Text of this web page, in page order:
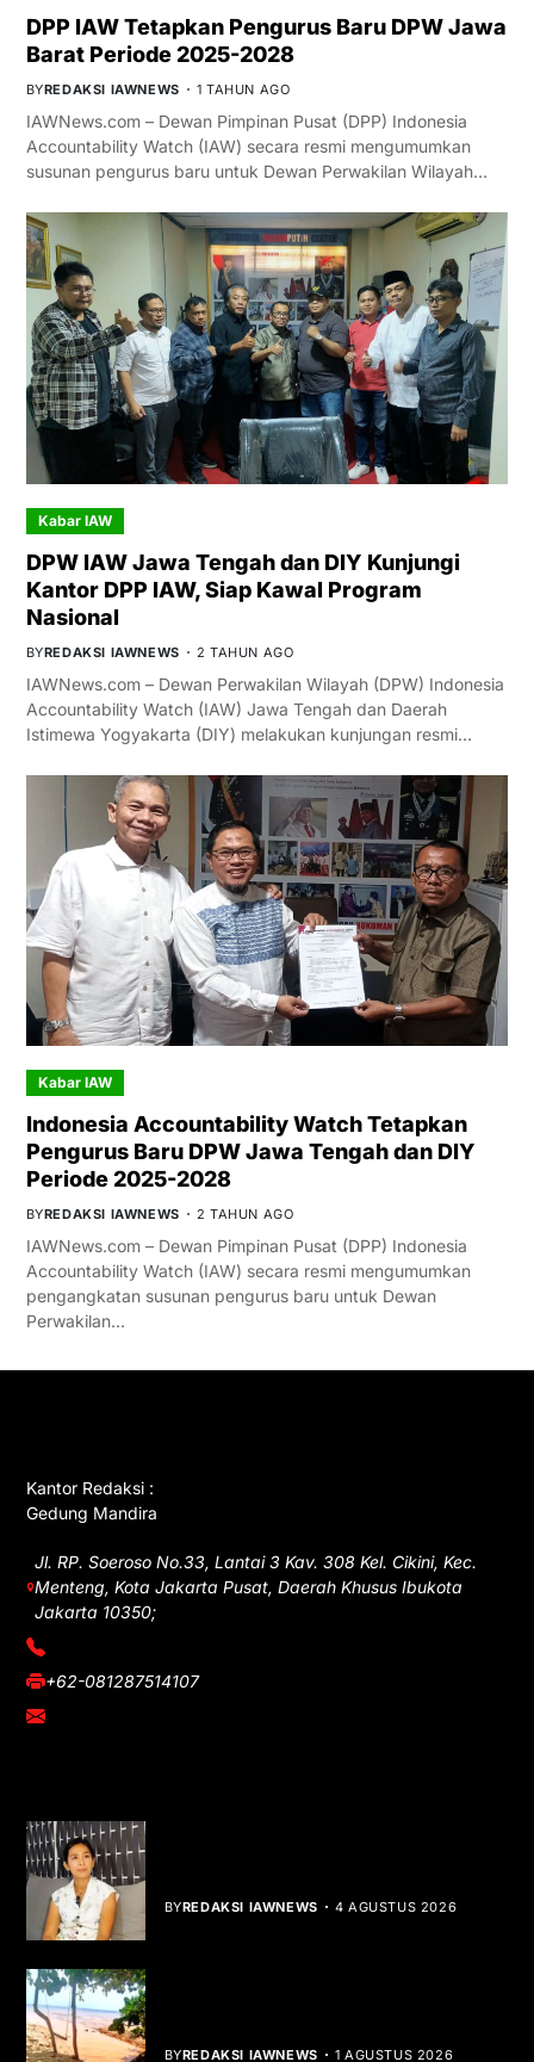
DPP IAW Tetapkan Pengurus Baru DPW Jawa
Barat Periode 2025-2028
BYREDAKSI IAWNEWS 1 TAHUN AGO
IAWNews.com – Dewan Pimpinan Pusat (DPP) Indonesia
Accountability Watch (IAW) secara resmi mengumumkan
susunan pengurus baru untuk Dewan Perwakilan Wilayah…
Kabar IAW
DPW IAW Jawa Tengah dan DIY Kunjungi
Kantor DPP IAW, Siap Kawal Program
Nasional
BYREDAKSI IAWNEWS 2 TAHUN AGO
IAWNews.com – Dewan Perwakilan Wilayah (DPW) Indonesia
Accountability Watch (IAW) Jawa Tengah dan Daerah
Istimewa Yogyakarta (DIY) melakukan kunjungan resmi…
Kabar IAW
Indonesia Accountability Watch Tetapkan
Pengurus Baru DPW Jawa Tengah dan DIY
Periode 2025-2028
BYREDAKSI IAWNEWS 2 TAHUN AGO
IAWNews.com – Dewan Pimpinan Pusat (DPP) Indonesia
Accountability Watch (IAW) secara resmi mengumumkan
pengangkatan susunan pengurus baru untuk Dewan
Perwakilan…
Kantor Redaksi :
Gedung Mandira
Jl. RP. Soeroso No.33, Lantai 3 Kav. 308 Kel. Cikini, Kec.
Menteng, Kota Jakarta Pusat, Daerah Khusus Ibukota
Jakarta 10350;
(021) 3908026
+62-081287514107
adm@iawnews.com
BYREDAKSI IAWNEWS 4 AGUSTUS 2026
BYREDAKSI IAWNEWS 1 AGUSTUS 2026